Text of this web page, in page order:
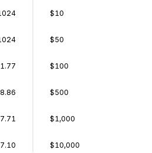
$10
$50
$100
$500
$1,000
$10,000